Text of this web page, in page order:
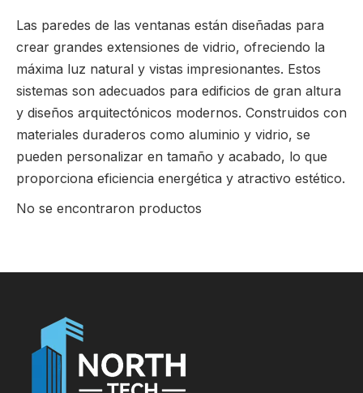
Las paredes de las ventanas están diseñadas para
crear grandes extensiones de vidrio, ofreciendo la
máxima luz natural y vistas impresionantes. Estos
sistemas son adecuados para edificios de gran altura
y diseños arquitectónicos modernos. Construidos con
materiales duraderos como aluminio y vidrio, se
pueden personalizar en tamaño y acabado, lo que
proporciona eficiencia energética y atractivo estético.
No se encontraron productos